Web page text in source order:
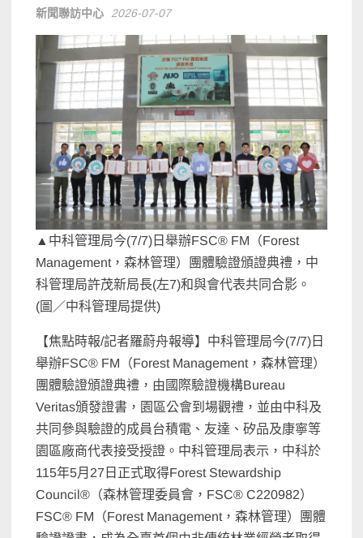
新聞聯訪中心 2026-07-07
▲中科管理局今(7/7)日舉辦FSC® FM（Forest
Management，森林管理）團體驗證頒證典禮，中
科管理局許茂新局長(左7)和與會代表共同合影。
(圖／中科管理局提供)
【焦點時報/記者羅蔚舟報導】中科管理局今(7/7)日
舉辦FSC® FM（Forest Management，森林管理）
團體驗證頒證典禮，由國際驗證機構Bureau
Veritas頒發證書，園區公會到場觀禮，並由中科及
共同參與驗證的成員台積電、友達、矽品及康寧等
園區廠商代表接受授證。中科管理局表示，中科於
115年5月27日正式取得Forest Stewardship
Council®（森林管理委員會，FSC® C220982）
FSC® FM（Forest Management，森林管理）團體